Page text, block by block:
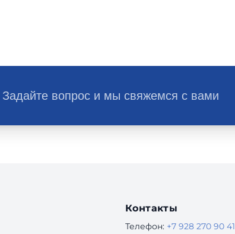
Задайте вопрос и мы свяжемся с вами
Контакты
Телефон: +7 928 270 90 41